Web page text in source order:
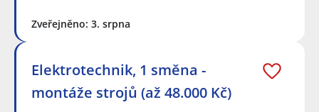
Zveřejněno: 3. srpna
Elektrotechnik, 1 směna -
montáže strojů (až 48.000 Kč)